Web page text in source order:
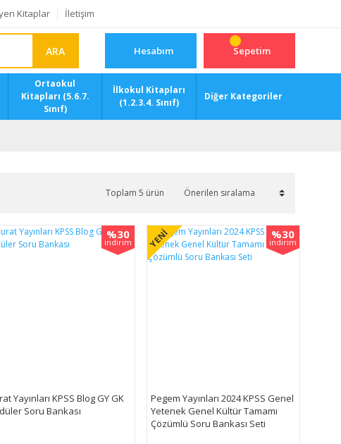
Kitaplar İletişim
ARA Hesabım Sepetim
Ortaokul
Kitapları (5.6.7.
Sınıf)
İlkokul Kitapları
(1.2.3.4. Sınıf)
Diğer Kategoriler
Toplam 5 ürün
%30
indirim
Yayınları KPSS Blog GY GK
Soru Bankası
%30
indirim
YENİ
Pegem Yayınları 2024 KPSS Genel
Yetenek Genel Kültür Tamamı
Çözümlü Soru Bankası Seti